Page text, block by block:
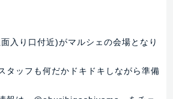
入り口付近)がマルシェの会場となり
タッフも何だかドキドキしながら準備